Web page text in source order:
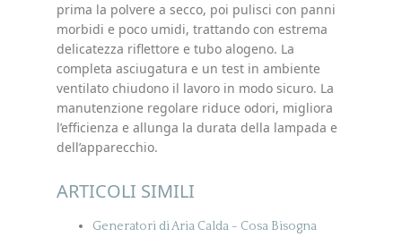
prima la polvere a secco, poi pulisci con panni
morbidi e poco umidi, trattando con estrema
delicatezza riflettore e tubo alogeno. La
completa asciugatura e un test in ambiente
ventilato chiudono il lavoro in modo sicuro. La
manutenzione regolare riduce odori, migliora
l’efficienza e allunga la durata della lampada e
dell’apparecchio.
ARTICOLI SIMILI
Generatori di Aria Calda - Cosa Bisogna